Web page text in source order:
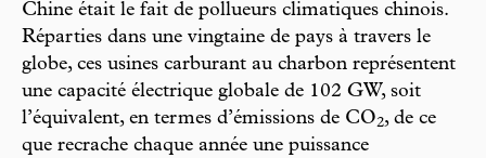
Chine était le fait de pollueurs climatiques chinois.
Réparties dans une vingtaine de pays à travers le
globe, ces usines carburant au charbon représentent
une capacité électrique globale de 102 GW, soit
l’équivalent, en termes d’émissions de CO2, de ce
que recrache chaque année une puissance